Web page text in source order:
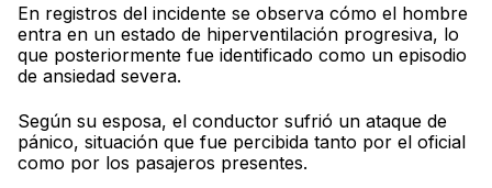
En registros del incidente se observa cómo el hombre
entra en un estado de hiperventilación progresiva, lo
que posteriormente fue identificado como un episodio
de ansiedad severa.
Según su esposa, el conductor sufrió un ataque de
pánico, situación que fue percibida tanto por el oficial
como por los pasajeros presentes.